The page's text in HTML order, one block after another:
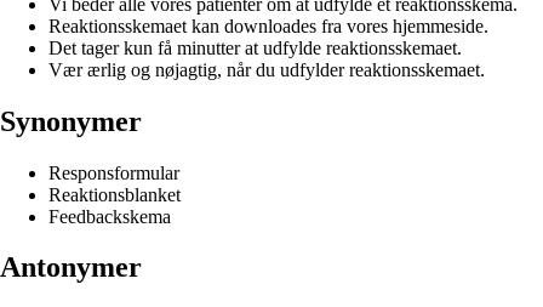
Reaktionsskemaet kan downloades fra vores hjemmeside.
Det tager kun få minutter at udfylde reaktionsskemaet.
Vær ærlig og nøjagtig, når du udfylder reaktionsskemaet.
Synonymer
Responsformular
Reaktionsblanket
Feedbackskema
Antonymer